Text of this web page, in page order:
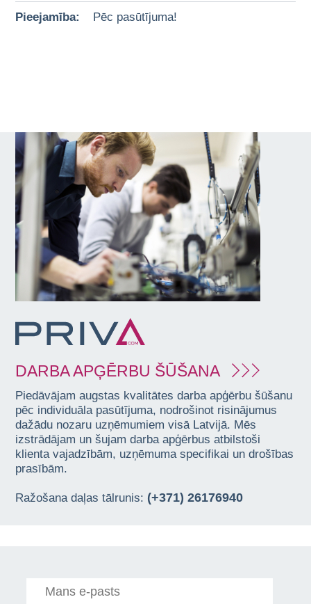
Pieejamība: Pēc pasūtījuma!
DARBA APĢĒRBU ŠŪŠANA
Piedāvājam augstas kvalitātes darba apģērbu šūšanu
pēc individuāla pasūtījuma, nodrošinot risinājumus
dažādu nozaru uzņēmumiem visā Latvijā. Mēs
izstrādājam un šujam darba apģērbus atbilstoši
klienta vajadzībām, uzņēmuma specifikai un drošības
prasībām.
Ražošana daļas tālrunis: (+371) 26176940